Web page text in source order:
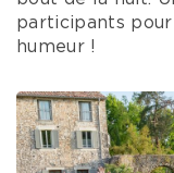
participants
humeur !